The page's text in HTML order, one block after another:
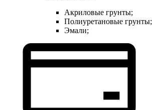
Акриловые грунты;
Полиуретановые грунты;
Эмали;